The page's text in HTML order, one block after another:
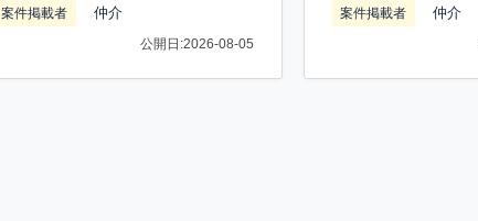
案件掲載者 仲介
公開日:2026-08-05
案件掲載者 仲介